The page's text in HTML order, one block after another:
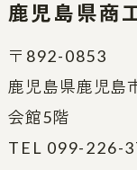
鹿児島県商
〒892-0853
鹿児島県鹿児島
会館5階
TEL 099-226-